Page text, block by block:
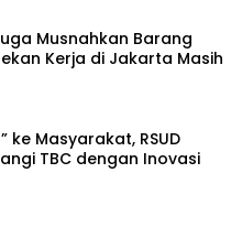
Musnahkan Barang
Kerja di Jakarta Masih
ke Masyarakat, RSUD
TBC dengan Inovasi